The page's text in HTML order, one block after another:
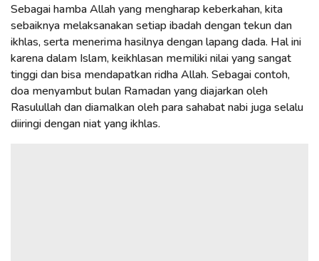
Sebagai hamba Allah yang mengharap keberkahan, kita
sebaiknya melaksanakan setiap ibadah dengan tekun dan
ikhlas, serta menerima hasilnya dengan lapang dada. Hal ini
karena dalam Islam, keikhlasan memiliki nilai yang sangat
tinggi dan bisa mendapatkan ridha Allah. Sebagai contoh,
doa menyambut bulan Ramadan yang diajarkan oleh
Rasulullah dan diamalkan oleh para sahabat nabi juga selalu
diiringi dengan niat yang ikhlas.